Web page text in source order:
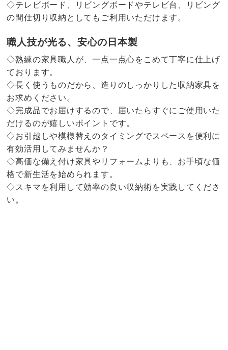
◇テレビボード、リビングボードやテレビ台、リビング
の間仕切り収納としてもご利用いただけます。
職人技が光る、安心の日本製
◇熟練の家具職人が、一点一点心をこめて丁寧に仕上げ
ております。
◇長く使うものだから、造りのしっかりした収納家具を
お求めください。
◇完成品でお届けするので、届いたらすぐにご使用いた
だけるのが嬉しいポイントです。
◇お引越しや模様替えのタイミングでスペースを便利に
有効活用してみませんか？
◇高価な備え付け家具やリフォームよりも、お手頃な価
格で新生活を始められます。
◇スキマを利用して効率の良い収納術を実践してくださ
い。